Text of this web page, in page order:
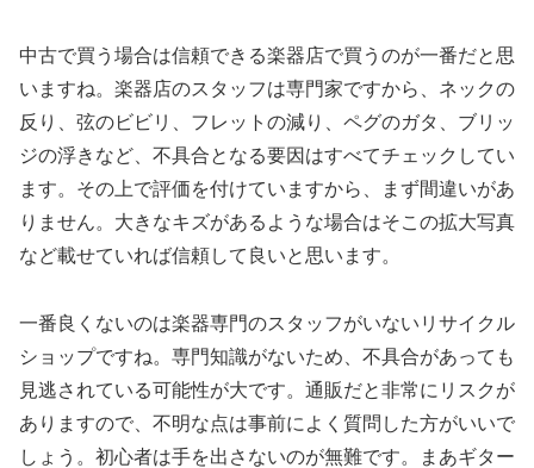
中古で買う場合は信頼できる楽器店で買うのが一番だと思
いますね。楽器店のスタッフは専門家ですから、ネックの
反り、弦のビビリ、フレットの減り、ペグのガタ、ブリッ
ジの浮きなど、不具合となる要因はすべてチェックしてい
ます。その上で評価を付けていますから、まず間違いがあ
りません。大きなキズがあるような場合はそこの拡大写真
など載せていれば信頼して良いと思います。
一番良くないのは楽器専門のスタッフがいないリサイクル
ショップですね。専門知識がないため、不具合があっても
見逃されている可能性が大です。通販だと非常にリスクが
ありますので、不明な点は事前によく質問した方がいいで
しょう。初心者は手を出さないのが無難です。まあギター